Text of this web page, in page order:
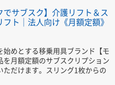
でサブスク】介護リフト＆ス
ト｜法人向け《月額定額》
始めとする移乗用具ブランド【モ
を月額定額のサブスクリプション
ただけます。スリング1枚からの